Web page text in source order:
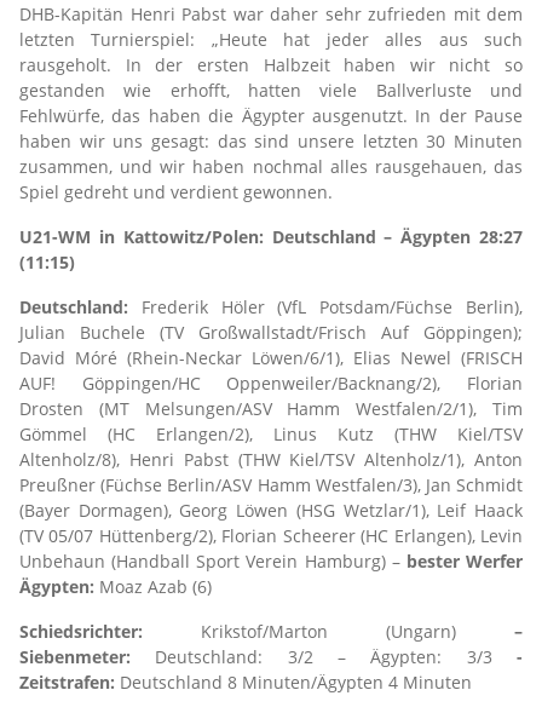
DHB-Kapitän Henri Pabst war daher sehr zufrieden mit dem
letzten Turnierspiel: „Heute hat jeder alles aus such
rausgeholt. In der ersten Halbzeit haben wir nicht so
gestanden wie erhofft, hatten viele Ballverluste und
Fehlwürfe, das haben die Ägypter ausgenutzt. In der Pause
haben wir uns gesagt: das sind unsere letzten 30 Minuten
zusammen, und wir haben nochmal alles rausgehauen, das
Spiel gedreht und verdient gewonnen.
U21-WM in Kattowitz/Polen: Deutschland – Ägypten 28:27
(11:15)
Deutschland: Frederik Höler (VfL Potsdam/Füchse Berlin),
Julian Buchele (TV Großwallstadt/Frisch Auf Göppingen);
David Móré (Rhein-Neckar Löwen/6/1), Elias Newel (FRISCH
AUF! Göppingen/HC Oppenweiler/Backnang/2), Florian
Drosten (MT Melsungen/ASV Hamm Westfalen/2/1), Tim
Gömmel (HC Erlangen/2), Linus Kutz (THW Kiel/TSV
Altenholz/8), Henri Pabst (THW Kiel/TSV Altenholz/1), Anton
Preußner (Füchse Berlin/ASV Hamm Westfalen/3), Jan Schmidt
(Bayer Dormagen), Georg Löwen (HSG Wetzlar/1), Leif Haack
(TV 05/07 Hüttenberg/2), Florian Scheerer (HC Erlangen), Levin
Unbehaun (Handball Sport Verein Hamburg) – bester Werfer
Ägypten: Moaz Azab (6)
Schiedsrichter: Krikstof/Marton (Ungarn) –
Siebenmeter: Deutschland: 3/2 – Ägypten: 3/3 -
Zeitstrafen: Deutschland 8 Minuten/Ägypten 4 Minuten